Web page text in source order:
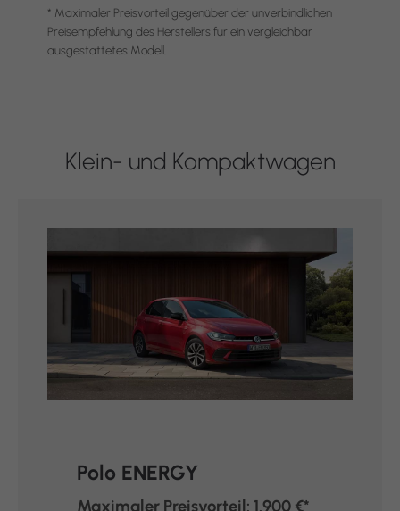
* Maximaler Preisvorteil gegenüber der unverbindlichen
Preisempfehlung des Herstellers für ein vergleichbar
ausgestattetes Modell.
Klein- und Kompaktwagen
Polo ENERGY
Maximaler Preisvorteil: 1.900 €*